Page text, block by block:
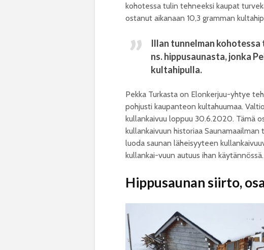
kohotessa tulin tehneeksi kaupat
ostanut aikanaan 10,3 gramman
Illan tunnelman
ns. hippusaunasta, jonka
kultahipulla.
Pekka Turkasta on Elonkerjuu-yhtye
pohjusti kaupanteon kultahuumaa.
kullankaivuu loppuu 30.6.2020. Tämä
kullankaivuun historiaa
luoda saunan läheisyyteen
kullankai-vuun autuus ihan käytännössä.
Hippusaunan siirto,